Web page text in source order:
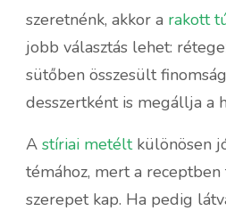
szeretnénk, akkor a rakott
jobb választás lehet:
sütőben összesült
desszertként is megállja a
A stíriai metéltkülönösen
témához, mert a
szerepet kap. Ha pedig